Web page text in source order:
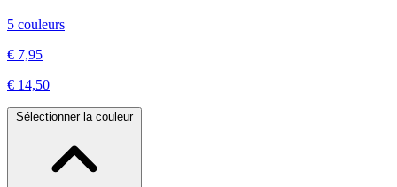
5 couleurs
€ 7,95
€ 14,50
Sélectionner la couleur